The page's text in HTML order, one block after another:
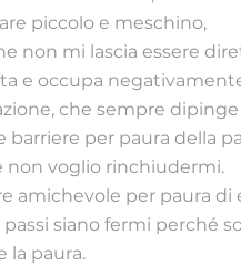
piccolo e meschino,
non mi lascia essere
e occupa
che sempre
barriere per paura della
non voglio rinchiudermi.
amichevole per paura di
siano fermi perché
la paura.